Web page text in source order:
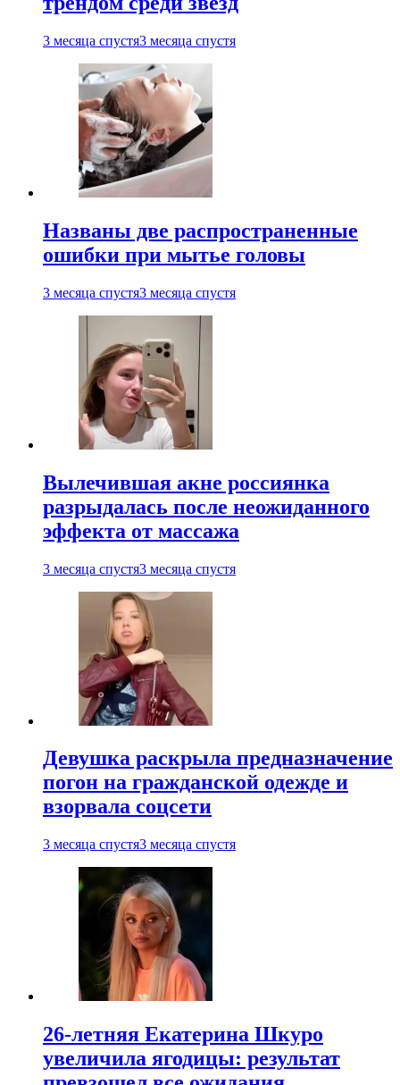
3 месяца спустя3 месяца спустя
Названы две распространенные
ошибки при мытье головы
3 месяца спустя3 месяца спустя
Вылечившая акне россиянка
разрыдалась после неожиданного
эффекта от массажа
3 месяца спустя3 месяца спустя
Девушка раскрыла предназначение
погон на гражданской одежде и
взорвала соцсети
3 месяца спустя3 месяца спустя
26-летняя Екатерина Шкуро
увеличила ягодицы: результат